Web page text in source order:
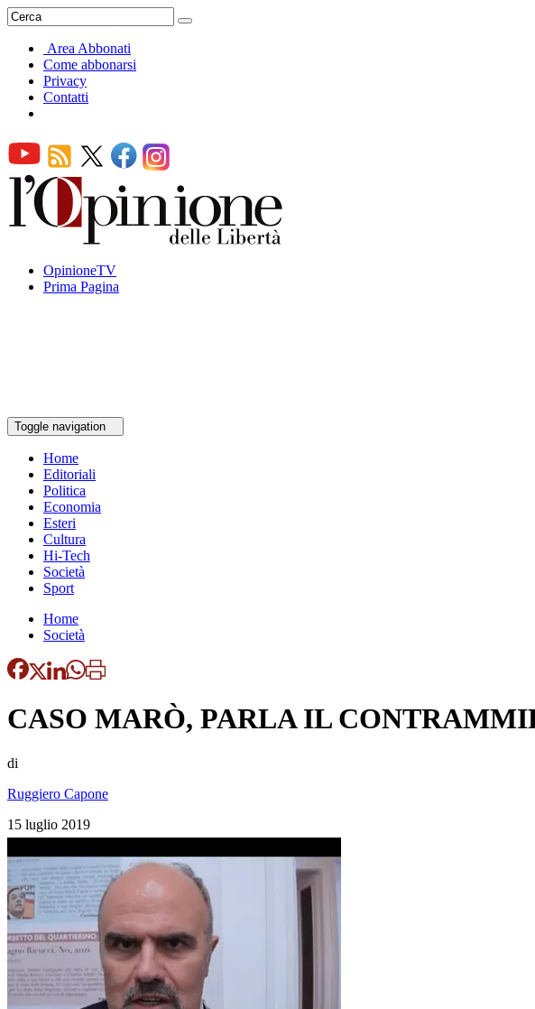
Area Abbonati
Come abbonarsi
Privacy
Contatti
OpinioneTV
Prima Pagina
Toggle navigation
Home
Editoriali
Politica
Economia
Esteri
Cultura
Hi-Tech
Società
Sport
Home
Società
CASO MARÒ, PARLA IL
di
Ruggiero Capone
15 luglio 2019